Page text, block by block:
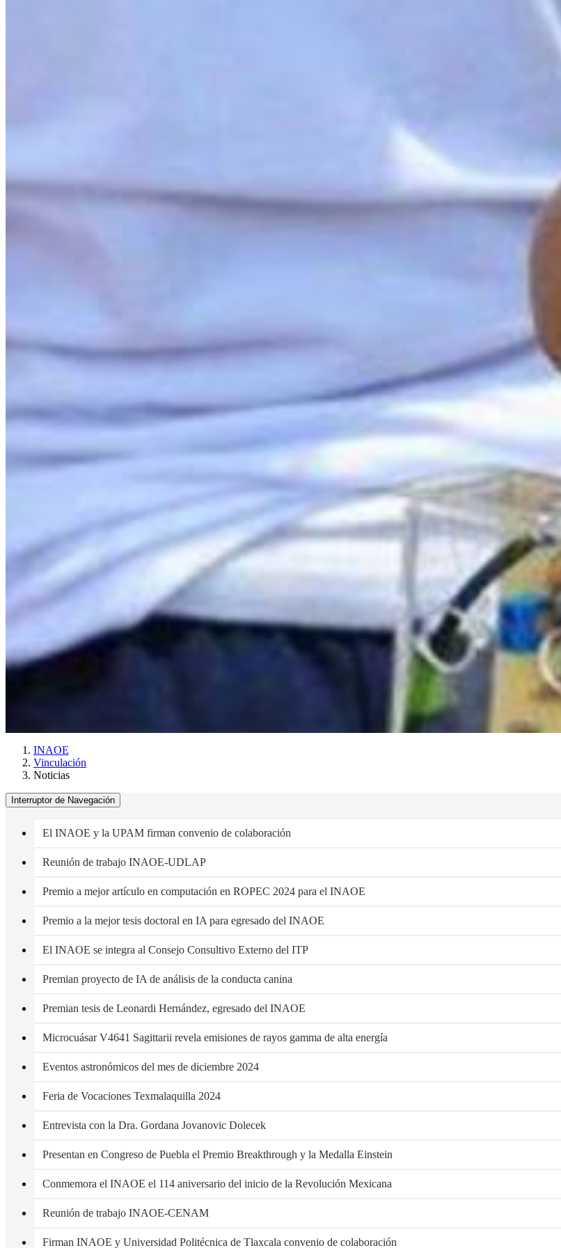
INAOE
Vinculación
Noticias
Interruptor de Navegación
El INAOE y la UPAM firman convenio de colaboración
Reunión de trabajo INAOE-UDLAP
Premio a mejor artículo en computación en ROPEC 2024 para el INAOE
Premio a la mejor tesis doctoral en IA para egresado del INAOE
El INAOE se integra al Consejo Consultivo Externo del ITP
Premian proyecto de IA de análisis de la conducta canina
Premian tesis de Leonardi Hernández, egresado del INAOE
Microcuásar V4641 Sagittarii revela emisiones de rayos gamma de alta energía
Eventos astronómicos del mes de diciembre 2024
Feria de Vocaciones Texmalaquilla 2024
Entrevista con la Dra. Gordana Jovanovic Dolecek
Presentan en Congreso de Puebla el Premio Breakthrough y la Medalla Einstein
Conmemora el INAOE el 114 aniversario del inicio de la Revolución Mexicana
Reunión de trabajo INAOE-CENAM
Firman INAOE y Universidad Politécnica de Tlaxcala convenio de colaboración